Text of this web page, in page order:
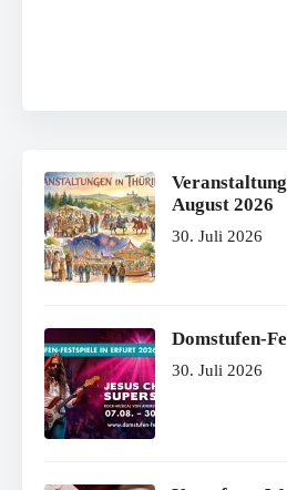
August 2026
30. Juli 2026
Domstufen-
30. Juli 2026